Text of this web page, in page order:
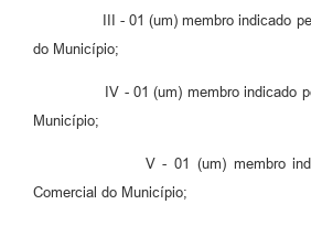
III - 01 (um) membro indicado pelo
do Município;
IV - 01 (um) membro indicado pelo
Município;
V - 01 (um) membro
Comercial do Município;